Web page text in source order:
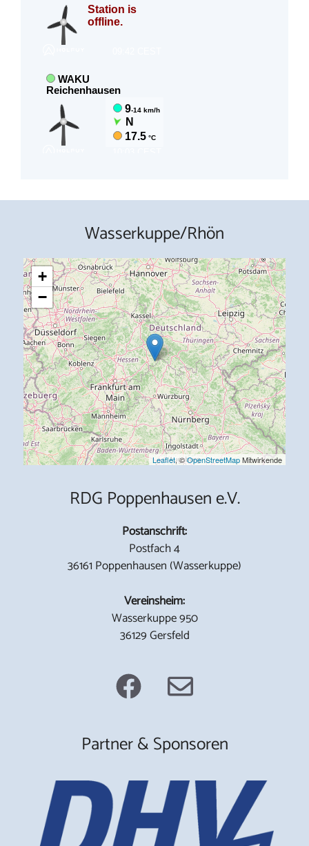
Wasserkuppe/Rhön
+
−
Leaflet, ©OpenStreetMapMitwirkende
RDG Poppenhausen e.V.
Postanschrift:
Postfach 4
36161 Poppenhausen (Wasserkuppe)
Vereinsheim:
Wasserkuppe 950
36129 Gersfeld
Partner & Sponsoren